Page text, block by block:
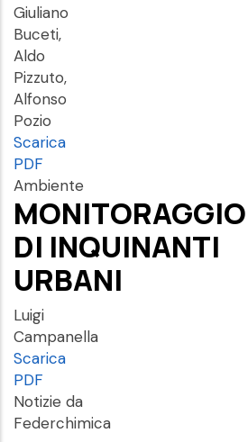
Giuliano
Buceti,
Aldo
Pizzuto,
Alfonso
Pozio
Scarica
PDF
Ambiente
MONITORAGGIO
DI INQUINANTI
URBANI
Luigi
Campanella
Scarica
PDF
Notizie da
Federchimica